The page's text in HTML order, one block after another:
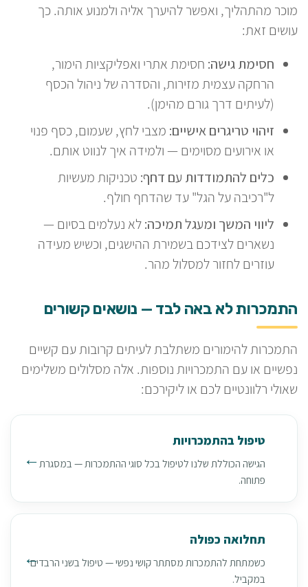
מוכר מהתהליך, ואפשר להיערך אליה ולמנוע אותה. כך
עושים זאת:
חסימת גישה: חסימת אתרי ואפליקציות הימור,
הרחקה עצמית מזירות, והסדרה של ניהול הכסף
(לעיתים דרך גורם מהימן).
זיהוי טריגרים אישיים: מצבי לחץ, שעמום, כסף פנוי
או אירועים מסוימים — ולמידה איך לנווט אותם.
כלים להתמודדות עם דחף: טכניקות מעשיות
ל"רכיבה על הגל" עד שהדחף חולף.
ליווי המשך ומעגל תמיכה:לא נעלמים בסיום —
נשארים לצידכם בשמירת ההישגים, וכשיש מעידה
עוזרים לחזור למסלול מהר.
התמכרות לא באה לבד — נושאים קשורים
התמכרות להימורים משתלבת לעיתים קרובות עם קשיים
נפשיים או עם התמכרויות נוספות. אלה מסלולים משלימים
שאולי רלוונטיים לכם או ליקירכם:
טיפול בהתמכרויות
הגישה הכוללת שלנו לטיפול בכל סוגי ההתמכרות — במסגרת
פתוחה.
תחלואה כפולה
כשמתחת להתמכרות מסתתר קושי נפשי — טיפול בשני הרבדים
במקביל.